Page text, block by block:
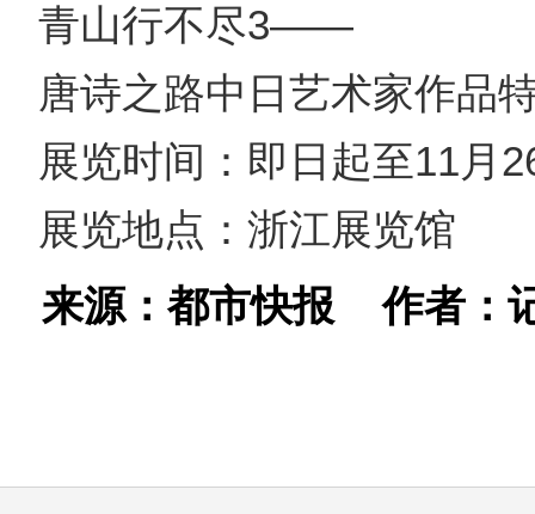
青山行不尽3——
唐诗之路中日艺术家作品
展览时间：即日起至11月
展览地点：浙江展览馆
来源：都市快报作者：